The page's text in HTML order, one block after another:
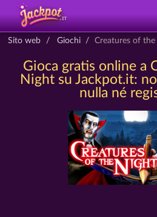
Sito web Giochi Creatures of
Gioca gratis online a
Night su Jackpot.it:
nulla né